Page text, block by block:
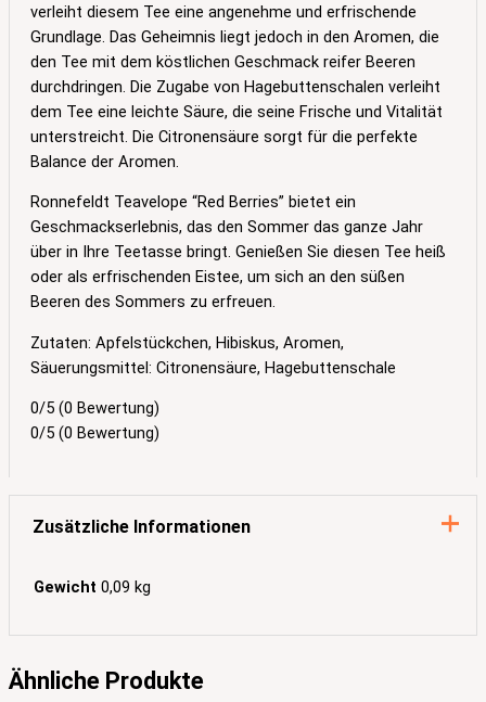
verleiht diesem Tee eine angenehme und erfrischende
Grundlage. Das Geheimnis liegt jedoch in den Aromen, die
den Tee mit dem köstlichen Geschmack reifer Beeren
durchdringen. Die Zugabe von Hagebuttenschalen verleiht
dem Tee eine leichte Säure, die seine Frische und Vitalität
unterstreicht. Die Citronensäure sorgt für die perfekte
Balance der Aromen.
Ronnefeldt Teavelope “Red Berries” bietet ein
Geschmackserlebnis, das den Sommer das ganze Jahr
über in Ihre Teetasse bringt. Genießen Sie diesen Tee heiß
oder als erfrischenden Eistee, um sich an den süßen
Beeren des Sommers zu erfreuen.
Zutaten: Apfelstückchen, Hibiskus, Aromen,
Säuerungsmittel: Citronensäure, Hagebuttenschale
0/5 (0 Bewertung)
0/5 (0 Bewertung)
Zusätzliche Informationen
Gewicht 0,09 kg
Ähnliche Produkte